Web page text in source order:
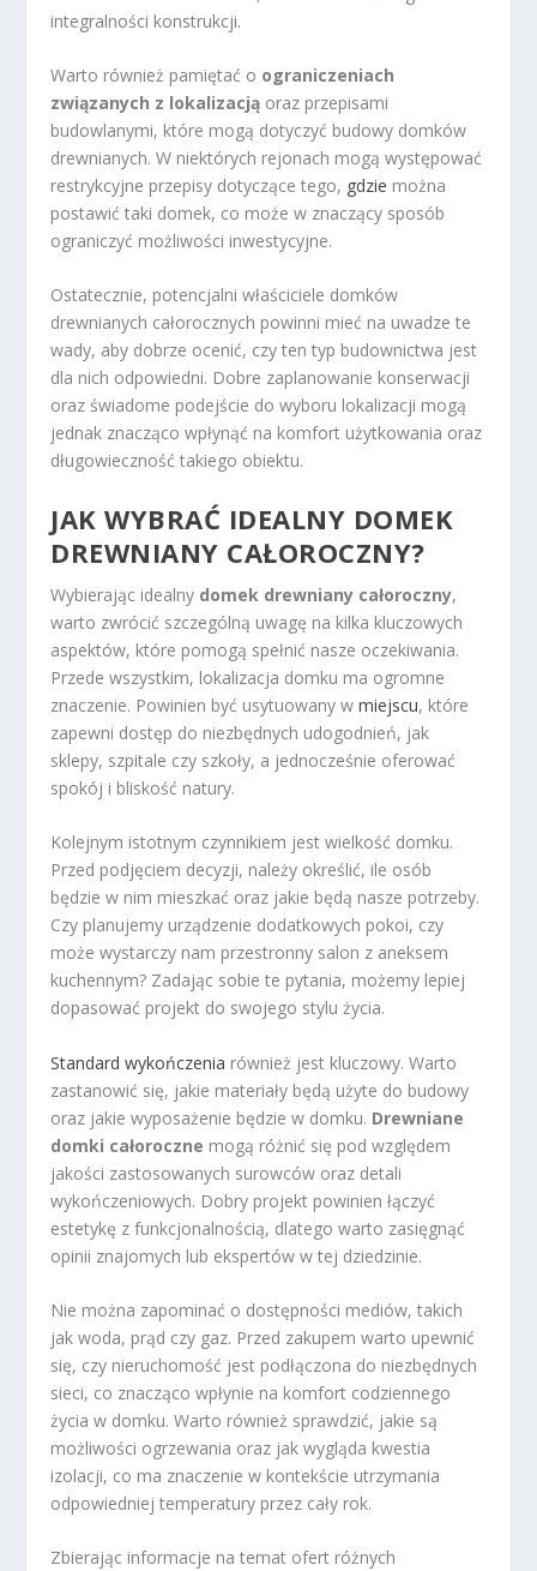
integralności konstrukcji.
Warto również pamiętać o ograniczeniach
związanych z lokalizacją oraz przepisami
budowlanymi, które mogą dotyczyć budowy domków
drewnianych. W niektórych rejonach mogą występować
restrykcyjne przepisy dotyczące tego, gdzie można
postawić taki domek, co może w znaczący sposób
ograniczyć możliwości inwestycyjne.
Ostatecznie, potencjalni właściciele domków
drewnianych całorocznych powinni mieć na uwadze te
wady, aby dobrze ocenić, czy ten typ budownictwa jest
dla nich odpowiedni. Dobre zaplanowanie konserwacji
oraz świadome podejście do wyboru lokalizacji mogą
jednak znacząco wpłynąć na komfort użytkowania oraz
długowieczność takiego obiektu.
JAK WYBRAĆ IDEALNY DOMEK
DREWNIANY CAŁOROCZNY?
Wybierając idealny domek drewniany całoroczny,
warto zwrócić szczególną uwagę na kilka kluczowych
aspektów, które pomogą spełnić nasze oczekiwania.
Przede wszystkim, lokalizacja domku ma ogromne
znaczenie. Powinien być usytuowany wmiejscu, które
zapewni dostęp do niezbędnych udogodnień, jak
sklepy, szpitale czy szkoły, a jednocześnie oferować
spokój i bliskość natury.
Kolejnym istotnym czynnikiem jest wielkość domku.
Przed podjęciem decyzji, należy określić, ile osób
będzie w nim mieszkać oraz jakie będą nasze potrzeby.
Czy planujemy urządzenie dodatkowych pokoi, czy
może wystarczy nam przestronny salon z aneksem
kuchennym? Zadając sobie te pytania, możemy lepiej
dopasować projekt do swojego stylu życia.
Standard wykończenia również jest kluczowy. Warto
zastanowić się, jakie materiały będą użyte do budowy
oraz jakie wyposażenie będzie w domku. Drewniane
domki całoroczne mogą różnić się pod względem
jakości zastosowanych surowców oraz detali
wykończeniowych. Dobry projekt powinien łączyć
estetykę z funkcjonalnością, dlatego warto zasięgnąć
opinii znajomych lub ekspertów w tej dziedzinie.
Nie można zapominać o dostępności mediów, takich
jak woda, prąd czy gaz. Przed zakupem warto upewnić
się, czy nieruchomość jest podłączona do niezbędnych
sieci, co znacząco wpłynie na komfort codziennego
życia w domku. Warto również sprawdzić, jakie są
możliwości ogrzewania oraz jak wygląda kwestia
izolacji, co ma znaczenie w kontekście utrzymania
odpowiedniej temperatury przez cały rok.
Zbierając informacje na temat ofert różnych